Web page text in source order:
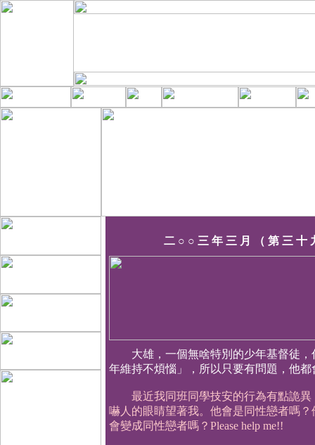
二 ○ ○ 三 年 三 月 （
大雄，一個無啥特別的少年基督徒，
年維持不煩惱」，所以只要有問題，他
最近我同班同學技安的行為有點詭異
嚇人的眼睛望著我。他會是同性戀者嗎
會變成同性戀者嗎？Please help me!!